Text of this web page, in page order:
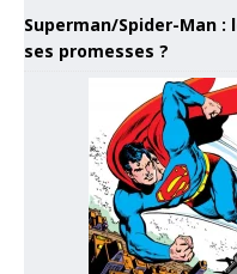
Superman/Spider-Man
ses promesses ?